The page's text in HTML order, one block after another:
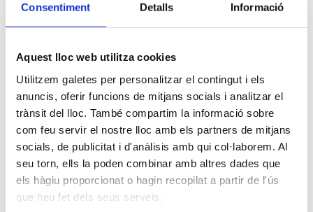
Consentiment Detalls Informació
Aquest lloc web utilitza cookies
Utilitzem galetes per personalitzar el contingut i els
anuncis, oferir funcions de mitjans socials i analitzar el
trànsit del lloc. També compartim la informació sobre
com feu servir el nostre lloc amb els partners de mitjans
socials, de publicitat i d'anàlisis amb qui col·laborem. Al
seu torn, ells la poden combinar amb altres dades que
els hàgiu proporcionat o hagin recopilat a partir de l'ús
que heu fet dels seus serveis.
mostrar:
40
60
80
Sexe
Barcelona